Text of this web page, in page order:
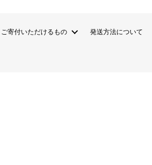
ご寄付いただけるもの 発送方法について